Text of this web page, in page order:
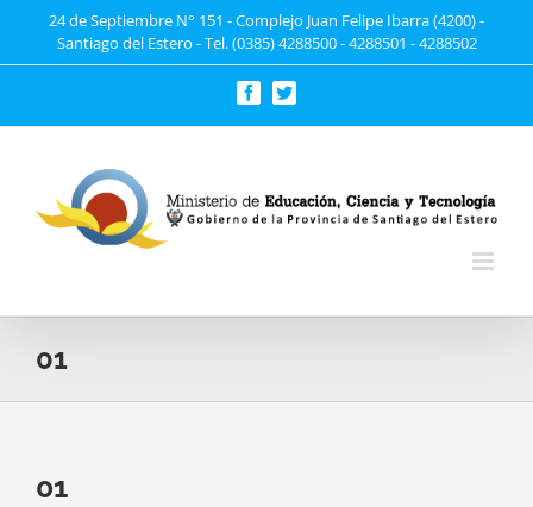
24 de Septiembre N° 151 - Complejo Juan Felipe Ibarra (4200) -
Santiago del Estero - Tel. (0385) 4288500 - 4288501 - 4288502
FacebookTwitter
01
01